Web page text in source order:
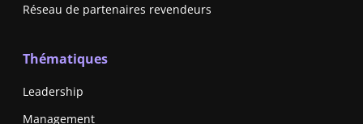
Réseau de partenaires revendeurs
Thématiques
Leadership
Management